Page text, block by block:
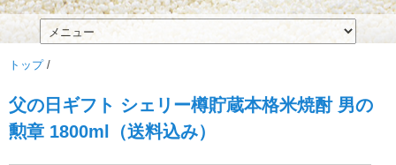
トップ/
父の日ギフト シェリー樽貯蔵本格米焼酎 男の
勲章 1800ml（送料込み）